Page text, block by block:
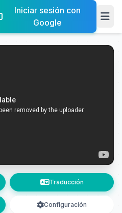
Iniciar sesión con
Google
Traducción
Configuración